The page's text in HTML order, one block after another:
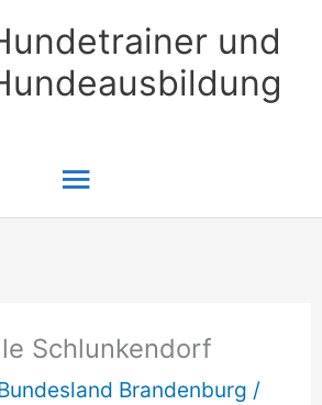
und
Hauptmenü
Schlunkendorf
Brandenburg /